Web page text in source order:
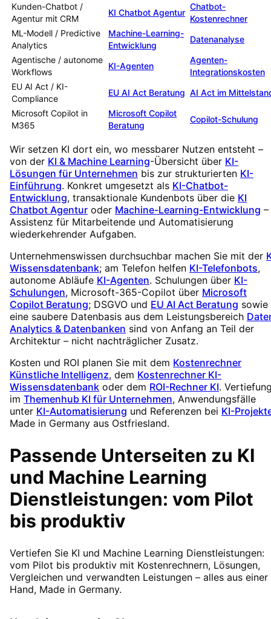
Kunden-Chatbot /
Agentur mit CRM
KI Chatbot Agentur
Chatbot-
Kostenrechner
ML-Modell / Predictive
Analytics
Machine-Learning-
Entwicklung
Datenanalyse
Agentische / autonome
Workflows
KI-Agenten
Agenten-
Integrationskosten
EU AI Act / KI-
Compliance
EU AI Act Beratung AI Act im
Microsoft Copilot in
M365
Microsoft Copilot
Beratung
Copilot-Schulung
Wir setzen KI dort ein, wo messbarer Nutzen entsteht –
von der KI & Machine Learning-Übersicht über KI-
Lösungen für Unternehmen bis zur strukturierten KI-
Einführung. Konkret umgesetzt als KI-Chatbot-
Entwicklung, transaktionale Kundenbots über die KI
Chatbot Agentur oder Machine-Learning-Entwicklung –
Assistenz für Mitarbeitende und Automatisierung
wiederkehrender Aufgaben.
Unternehmenswissen durchsuchbar machen Sie mit der
Wissensdatenbank; am Telefon helfen KI-Telefonbots,
autonome Abläufe KI-Agenten. Schulungen über KI-
Schulungen, Microsoft-365-Copilot über Microsoft
Copilot Beratung; DSGVO und EU AI Act Beratung sowie
eine saubere Datenbasis aus dem Leistungsbereich
Analytics & Datenbanken sind von Anfang an Teil der
Architektur – nicht nachträglicher Zusatz.
Kosten und ROI planen Sie mit dem Kostenrechner
Künstliche Intelligenz, dem Kostenrechner KI-
Wissensdatenbank oder dem ROI-Rechner KI.
im Themenhub KI für Unternehmen, Anwendungsfälle
unter KI-Automatisierung und Referenzen bei KI-
Made in Germany aus Ostfriesland.
Passende Unterseiten zu KI
und Machine Learning
Dienstleistungen: vom Pilot
bis produktiv
Vertiefen Sie KI und Machine Learning Dienstleistungen:
vom Pilot bis produktiv mit Kostenrechnern, Lösungen,
Vergleichen und verwandten Leistungen – alles aus einer
Hand, Made in Germany.